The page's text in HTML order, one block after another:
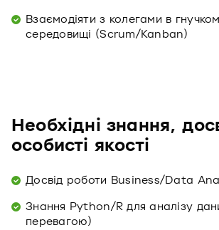
Взаємодіяти з колегами в
середовищі (Scrum/Kanban)
Необхідні знання,
особисті якості
Досвід роботи Business/Data
Знання Python/R для аналізу
перевагою)